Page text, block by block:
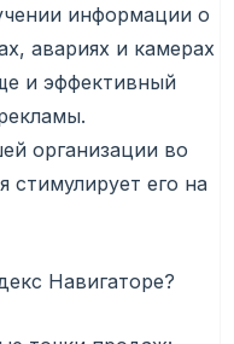
информации о
авариях и камерах
и эффективный
организации во
стимулирует его на
Навигаторе?